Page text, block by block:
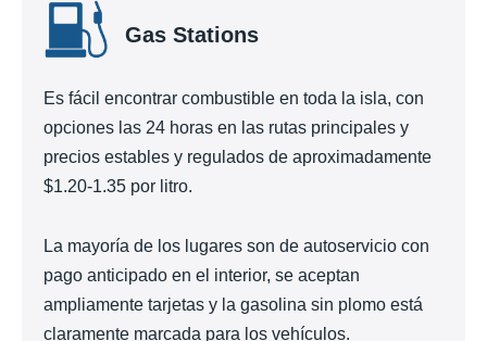
Gas Stations
Es fácil encontrar combustible en toda la isla, con
opciones las 24 horas en las rutas principales y
precios estables y regulados de aproximadamente
$1.20-1.35 por litro.
La mayoría de los lugares son de autoservicio con
pago anticipado en el interior, se aceptan
ampliamente tarjetas y la gasolina sin plomo está
claramente marcada para los vehículos.